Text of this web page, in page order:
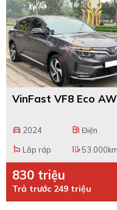
VinFast VF8 Eco
directions_car 2024 local_gas_station Điện
emoji_flags Lắp ráp edit_road53.000km
830 triệu
Trả trước 249 triệu